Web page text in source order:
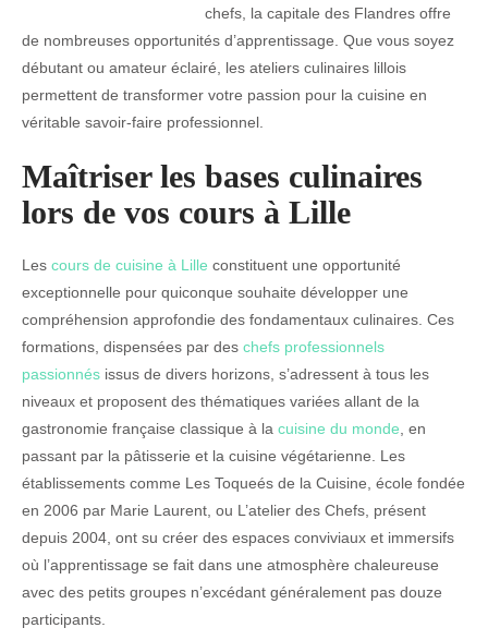
chefs, la capitale des Flandres offre
de nombreuses opportunités d’apprentissage. Que vous soyez
débutant ou amateur éclairé, les ateliers culinaires lillois
permettent de transformer votre passion pour la cuisine en
véritable savoir-faire professionnel.
Maîtriser les bases culinaires
lors de vos cours à Lille
Les cours de cuisine à Lille constituent une opportunité
exceptionnelle pour quiconque souhaite développer une
compréhension approfondie des fondamentaux culinaires. Ces
formations, dispensées par des chefs professionnels
passionnés issus de divers horizons, s’adressent à tous les
niveaux et proposent des thématiques variées allant de la
gastronomie française classique à la cuisine du monde , en
passant par la pâtisserie et la cuisine végétarienne. Les
établissements comme Les Toqueés de la Cuisine, école fondée
en 2006 par Marie Laurent, ou L’atelier des Chefs, présent
depuis 2004, ont su créer des espaces conviviaux et immersifs
où l’apprentissage se fait dans une atmosphère chaleureuse
avec des petits groupes n’excédant généralement pas douze
participants.